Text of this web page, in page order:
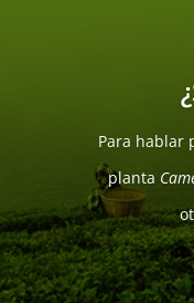
Para hablar
planta